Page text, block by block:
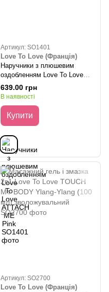
Артикул: SO1401
Love To Love (Франція)
Наручники з плюшевим
оздобленням Love To Love
ATTACH ME Pink
639.00 грн
В наявності
Купити
Артикул: SO2700
Love To Love (Франція)